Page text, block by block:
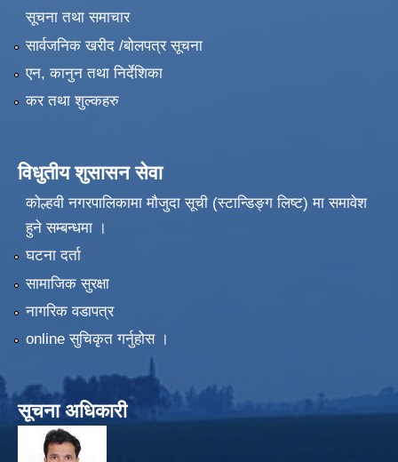
सूचना तथा समाचार
सार्वजनिक खरीद /बोलपत्र सूचना
एन, कानुन तथा निर्देशिका
कर तथा शुल्कहरु
विधुतीय शुसासन सेवा
कोल्हवी नगरपालिकामा मौजुदा सूची (स्टान्डिङ्ग लिष्ट) मा समावेश
हुने सम्बन्धमा ।
घटना दर्ता
सामाजिक सुरक्षा
नागरिक वडापत्र
online सुचिकृत गर्नुहोस ।
सूचना अधिकारी